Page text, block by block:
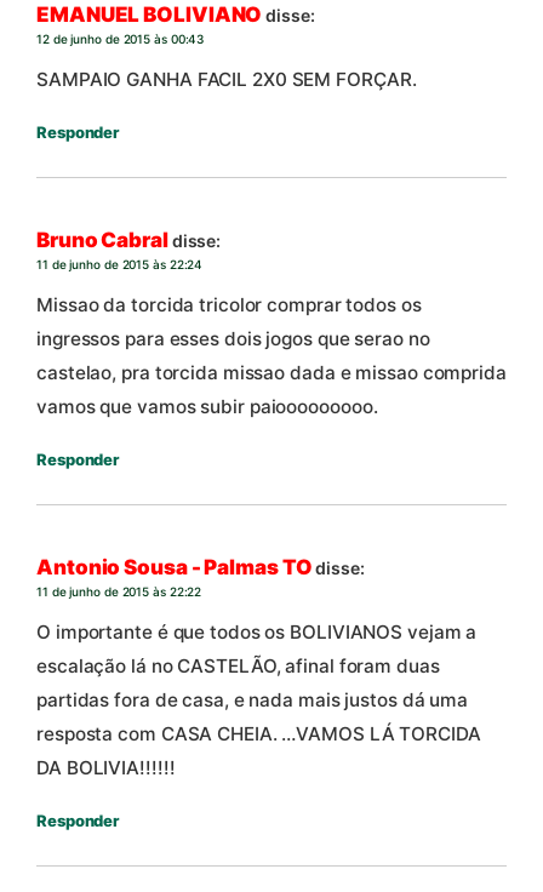
EMANUEL BOLIVIANO disse:
12 de junho de 2015 às 00:43
SAMPAIO GANHA FACIL 2X0 SEM FORÇAR.
Responder
Bruno Cabraldisse:
11 de junho de 2015 às 22:24
Missao da torcida tricolor comprar todos os
ingressos para esses dois jogos que serao no
castelao, pra torcida missao dada e missao comprida
vamos que vamos subir paiooooooooo.
Responder
Antonio Sousa - Palmas TO disse:
11 de junho de 2015 às 22:22
O importante é que todos os BOLIVIANOS vejam a
escalação lá no CASTELÃO, afinal foram duas
partidas fora de casa, e nada mais justos dá uma
resposta com CASA CHEIA. …VAMOS LÁ TORCIDA
DA BOLIVIA!!!!!!
Responder